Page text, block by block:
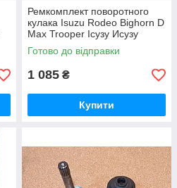
Ремкомплект поворотного
кулака Isuzu Rodeo Bighorn D
Max Trooper Ісузу Исузу
Родео Д Макс Трупер
Готово до відправки
1 085 ₴
Купити